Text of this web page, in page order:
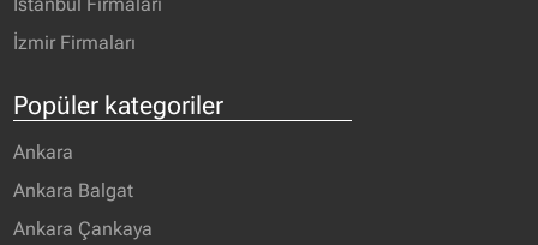
İzmir Firmaları
Popüler kategoriler
Ankara
Ankara Balgat
Ankara Çankaya